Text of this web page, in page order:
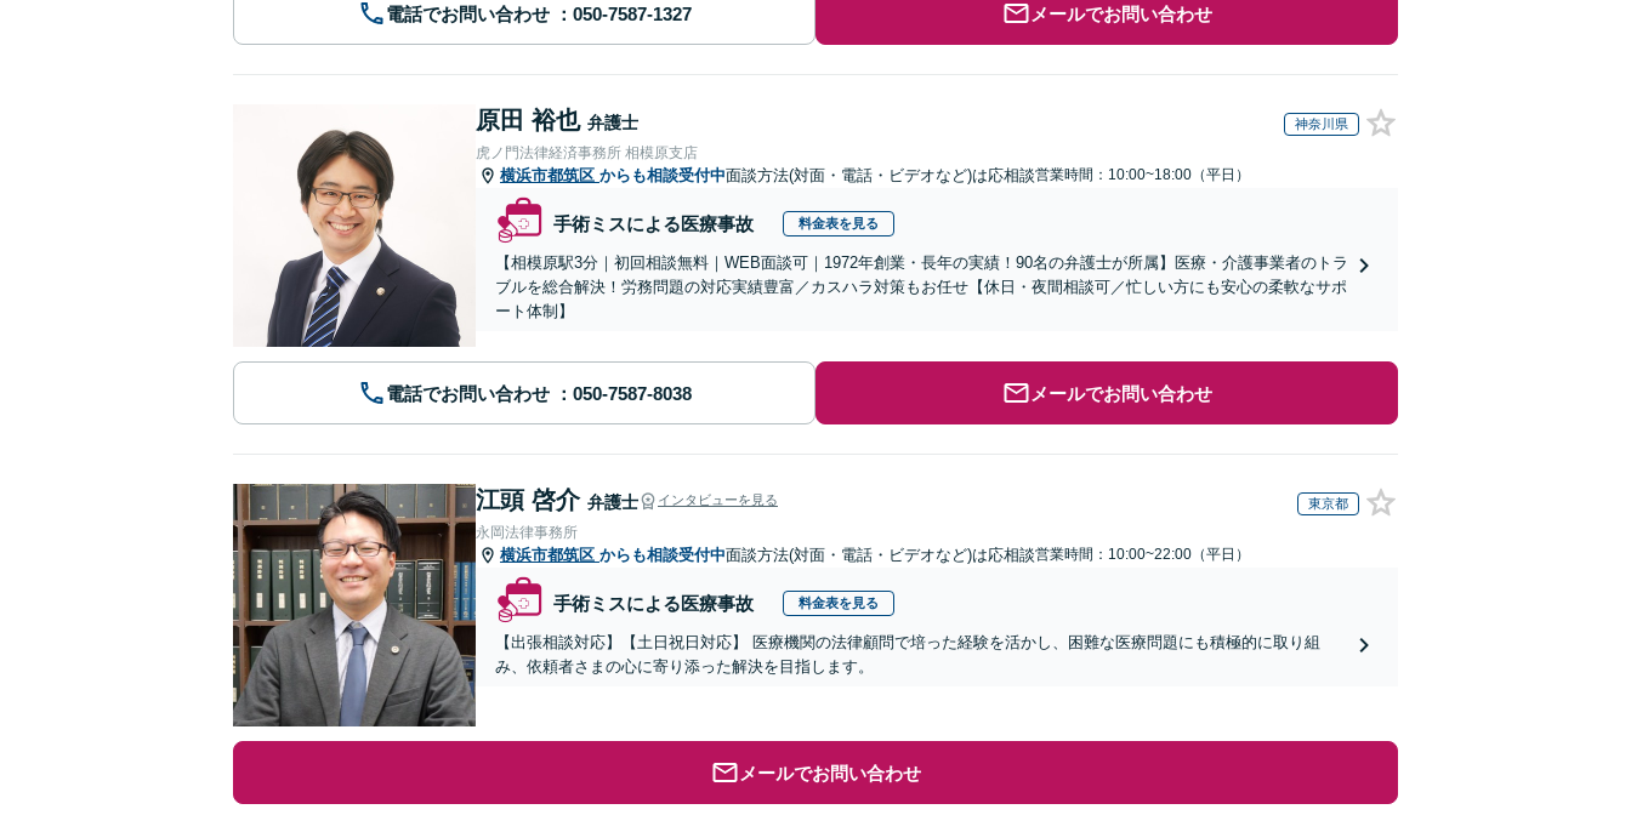
電話でお問い合わせ メールでお問い合わせ
原田 裕也 弁護士 神奈川県
虎ノ門法律経済事務所 相模原支店
横浜市都筑区 からも相談受付中面談方法(対面・電話・ビデオなど)は応相談営業時間：10:00~18:00（平日）
手術ミスによる医療事故 料金表を見る
【相模原駅3分｜初回相談無料｜WEB面談可｜1972年創業・長年の実績！90名の弁護士が所属】医療・介護事業者のトラ
ブルを総合解決！労務問題の対応実績豊富／カスハラ対策もお任せ【休日・夜間相談可／忙しい方にも安心の柔軟なサポ
ート体制】
電話でお問い合わせ メールでお問い合わせ
江頭 啓介 弁護士 インタビューを見る 東京都
永岡法律事務所
横浜市都筑区 からも相談受付中面談方法(対面・電話・ビデオなど)は応相談営業時間：10:00~22:00（平日）
手術ミスによる医療事故 料金表を見る
【出張相談対応】【土日祝日対応】 医療機関の法律顧問で培った経験を活かし、困難な医療問題にも積極的に取り組
み、依頼者さまの心に寄り添った解決を目指します。
メールでお問い合わせ